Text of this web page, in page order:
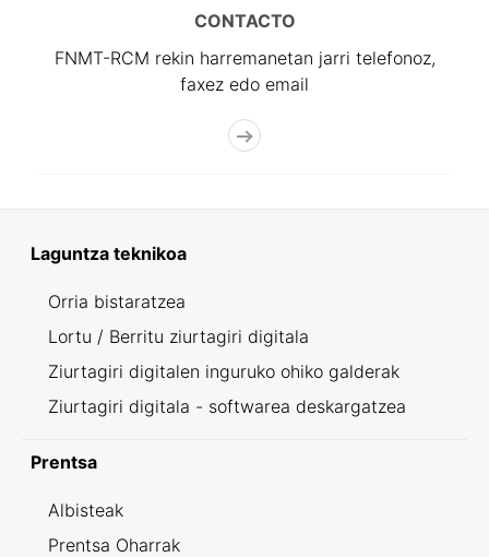
CONTACTO
FNMT-RCM rekin harremanetan jarri telefonoz,
faxez edo email
Laguntza teknikoa
Orria bistaratzea
Lortu / Berritu ziurtagiri digitala
Ziurtagiri digitalen inguruko ohiko galderak
Ziurtagiri digitala - softwarea deskargatzea
Prentsa
Albisteak
Prentsa Oharrak